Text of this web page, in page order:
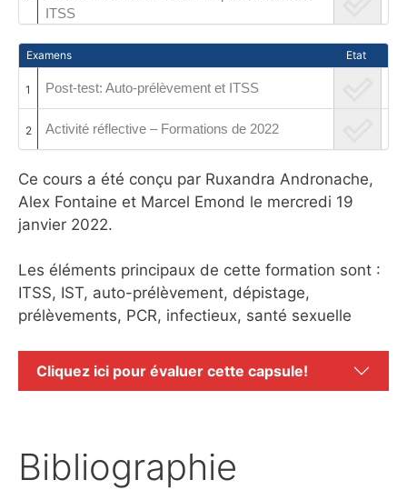
ITSS
Examens Etat
1 Post-test: Auto-prélèvement et ITSS
2 Activité réflective – Formations de 2022
Ce cours a été conçu par Ruxandra Andronache,
Alex Fontaine et Marcel Emond le mercredi 19
janvier 2022.
Les éléments principaux de cette formation sont :
ITSS, IST, auto-prélèvement, dépistage,
prélèvements, PCR, infectieux, santé sexuelle
Cliquez ici pour évaluer cette capsule!
Bibliographie